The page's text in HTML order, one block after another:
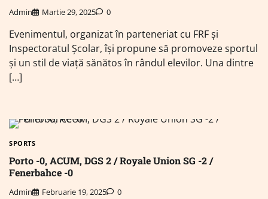
Admin Martie 29, 2025 0
Evenimentul, organizat în parteneriat cu FRF și
Inspectoratul Școlar, își propune să promoveze sportul
și un stil de viață sănătos în rândul elevilor. Una dintre
[…]
SPORTS
Porto -0, ACUM, DGS 2 / Royale Union SG -2 /
Fenerbahce -0
Admin Februarie 19, 2025 0